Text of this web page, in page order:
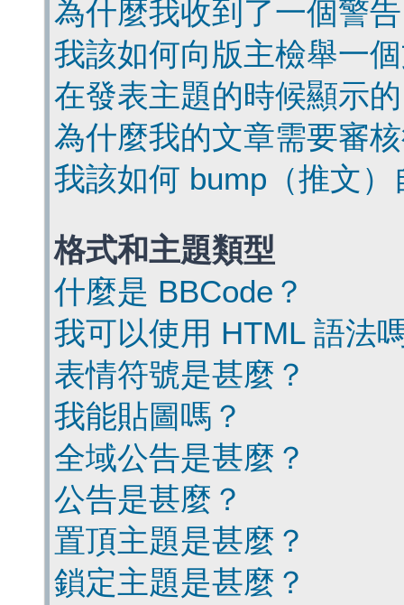
為什麼我收到了一個警
我該如何向版主檢舉一
在發表主題的時候顯示
為什麼我的文章需要審
我該如何 bump（推文
格式和主題類型
什麼是 BBCode？
我可以使用 HTML 語法
表情符號是甚麼？
我能貼圖嗎？
全域公告是甚麼？
公告是甚麼？
置頂主題是甚麼？
鎖定主題是甚麼？